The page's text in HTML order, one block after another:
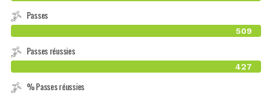
Passes
509
Passes réussies
427
% Passes réussies